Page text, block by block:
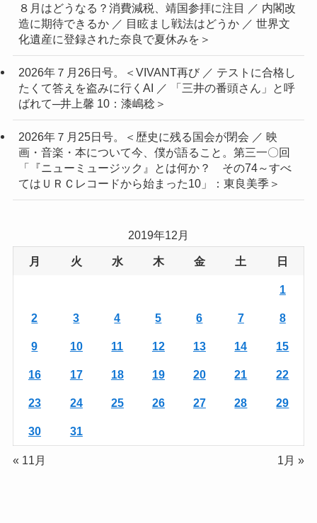
８月はどうなる？消費減税、靖国参拝に注目 ／ 内閣改
造に期待できるか ／ 目眩まし戦法はどうか ／ 世界文
化遺産に登録された奈良で夏休みを＞
2026年７月26日号。＜VIVANT再び ／ テストに合格し
たくて答えを盗みに行くAI ／ 「三井の番頭さん」と呼
ばれて─井上馨 10：漆嶋稔＞
2026年７月25日号。＜歴史に残る国会が閉会 ／ 映
画・音楽・本について今、僕が語ること。第三一〇回
「『ニューミュージック』とは何か？ その74～すべ
てはＵＲＣレコードから始まった10」：東良美季＞
2019年12月
月 火 水 木 金 土 日
1
2 3 4 5 6 7 8
9 10 11 12 13 14 15
16 17 18 19 20 21 22
23 24 25 26 27 28 29
30 31
« 11月 1月 »